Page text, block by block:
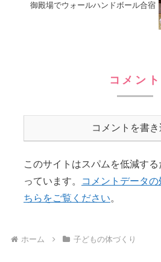
御殿場でウォールハンドボール合宿
コメント
コメントを書き
このサイトはスパムを低減す
っています。
コメントデータ
ちらをご覧ください。
ホーム 子どもの体づくり